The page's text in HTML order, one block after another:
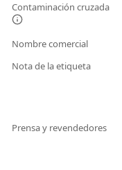
Contaminación cruzada
Nombre comercial
Nota de la etiqueta
Prensa y revendedores